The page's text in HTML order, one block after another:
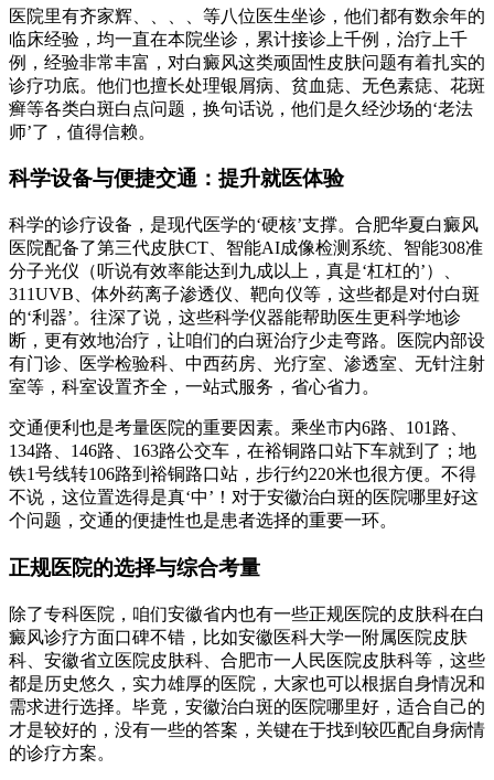
医院里有齐家辉、、、、等八位医生坐诊，他们都有数余年的
临床经验，均一直在本院坐诊，累计接诊上千例，治疗上千
例，经验非常丰富，对白癜风这类顽固性皮肤问题有着扎实的
诊疗功底。他们也擅长处理银屑病、贫血痣、无色素痣、花斑
癣等各类白斑白点问题，换句话说，他们是久经沙场的‘老法
师’了，值得信赖。
科学设备与便捷交通：提升就医体验
科学的诊疗设备，是现代医学的‘硬核’支撑。合肥华夏白癜风
医院配备了第三代皮肤CT、智能AI成像检测系统、智能308准
分子光仪（听说有效率能达到九成以上，真是‘杠杠的’）、
311UVB、体外药离子渗透仪、靶向仪等，这些都是对付白斑
的‘利器’。往深了说，这些科学仪器能帮助医生更科学地诊
断，更有效地治疗，让咱们的白斑治疗少走弯路。医院内部设
有门诊、医学检验科、中西药房、光疗室、渗透室、无针注射
室等，科室设置齐全，一站式服务，省心省力。
交通便利也是考量医院的重要因素。乘坐市内6路、101路、
134路、146路、163路公交车，在裕铜路口站下车就到了；地
铁1号线转106路到裕铜路口站，步行约220米也很方便。不得
不说，这位置选得是真‘中’！对于安徽治白斑的医院哪里好这
个问题，交通的便捷性也是患者选择的重要一环。
正规医院的选择与综合考量
除了专科医院，咱们安徽省内也有一些正规医院的皮肤科在白
癜风诊疗方面口碑不错，比如安徽医科大学一附属医院皮肤
科、安徽省立医院皮肤科、合肥市一人民医院皮肤科等，这些
都是历史悠久，实力雄厚的医院，大家也可以根据自身情况和
需求进行选择。毕竟，安徽治白斑的医院哪里好，适合自己的
才是较好的，没有一些的答案，关键在于找到较匹配自身病情
的诊疗方案。